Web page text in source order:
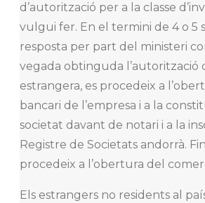
d’autorització per a la classe
vulgui fer. En el termini de 4 o 5
resposta per part del ministeri
vegada obtinguda l’autorització
estrangera, es procedeix a
bancari de l’empresa i a la
societat davant de notari i a la
Registre de Societats andorrà.
procedeix a l’obertura del
Els estrangers no residents al